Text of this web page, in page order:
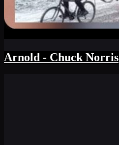
Arnold - Chuck Norris